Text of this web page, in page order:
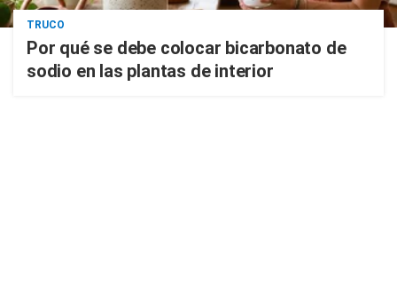
TRUCO
Por qué se debe colocar bicarbonato de
sodio en las plantas de interior